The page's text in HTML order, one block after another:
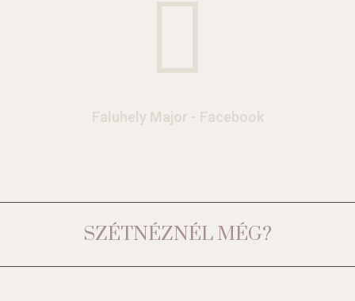
Faluhely Major - Facebook
SZÉTNÉZNÉL MÉG?